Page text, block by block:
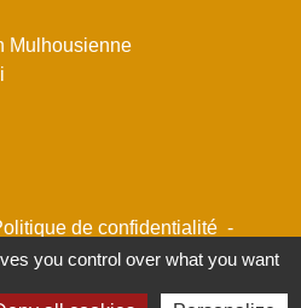
Mulhousienne
de confidentialité -
site - Gestion des cookies
you control over what you want